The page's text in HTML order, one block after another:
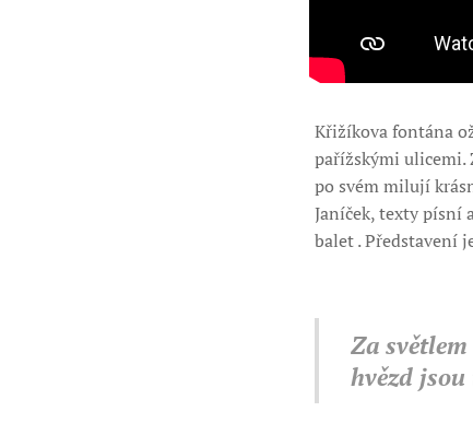
Křižíkova fontána
pařížskými ulicemi.
po svém milují
Janíček, texty písní
balet . Představení
Za
hvězd